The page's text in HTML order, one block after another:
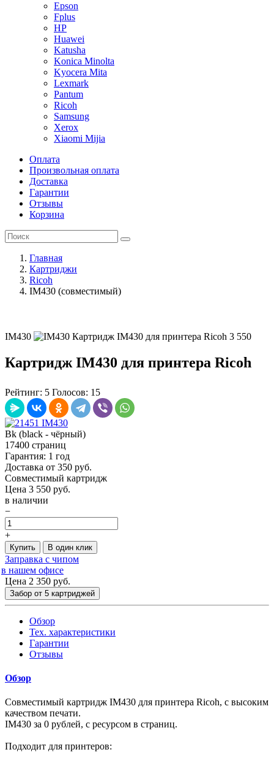
Epson
Fplus
HP
Huawei
Katusha
Konica Minolta
Kyocera Mita
Lexmark
Pantum
Ricoh
Samsung
Xerox
Xiaomi Mijia
Оплата
Произвольная оплата
Доставка
Гарантии
Отзывы
Корзина
Главная
Картриджи
Ricoh
IM430 (совместимый)
IM430 Картридж IM430 для принтера Ricoh 3 550
Картридж IM430 для принтера Ricoh
Рейтинг: 5 Голосов: 15
Bk (black - чёрный)
17400 страниц
Гарантия: 1 год
Доставка от 350 руб.
Совместимый картридж
Цена 3 550 руб.
в наличии
−
+
Купить В один клик
Заправка с чипом
в нашем офисе
Цена 2 350 руб.
Забор от 5 картриджей
Обзор
Тех. характеристики
Гарантии
Отзывы
Обзор
Совместимый картридж IM430 для принтера Ricoh, с высоким
качеством печати.
IM430 за 0 рублей, с ресурсом в страниц.
Подходит для принтеров: